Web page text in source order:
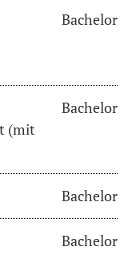
Bachelor
(mit
Bachelor
Bachelor
Bachelor